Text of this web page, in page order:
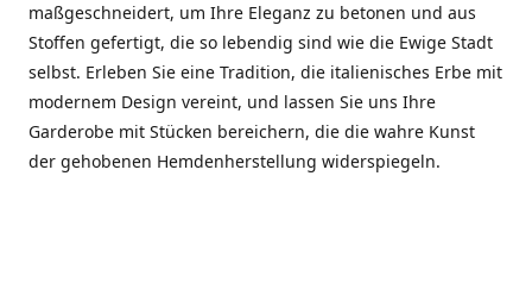
maßgeschneidert, um Ihre Eleganz zu betonen und aus
Stoffen gefertigt, die so lebendig sind wie die Ewige Stadt
selbst. Erleben Sie eine Tradition, die italienisches Erbe mit
modernem Design vereint, und lassen Sie uns Ihre
Garderobe mit Stücken bereichern, die die wahre Kunst
der gehobenen Hemdenherstellung widerspiegeln.